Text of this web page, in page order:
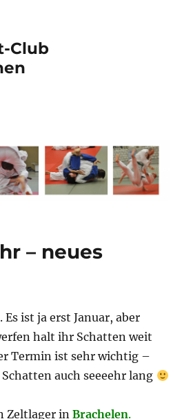
Club
– neues
ist ja erst Januar, aber
halt ihr Schatten weit
Termin ist sehr wichtig –
auch seeeehr lang
Zeltlager inBrachelen.